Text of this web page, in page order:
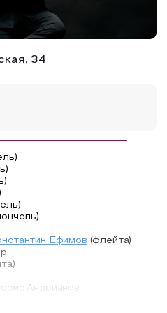
34
Ефимов (флейта)
Андрианов